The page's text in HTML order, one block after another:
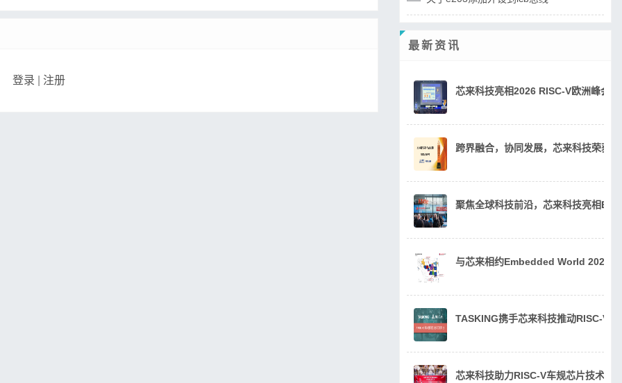
登录 注册
最新资讯
芯来科技亮相2026 RISC-V欧洲峰会
跨界融合，协同发展，芯来科技荣获
聚焦全球科技前沿，芯来科技亮相
与芯来相约Embedded World 2026，
TASKING携手芯来科技推动RISC-V汽
芯来科技助力RISC-V车规芯片技术与